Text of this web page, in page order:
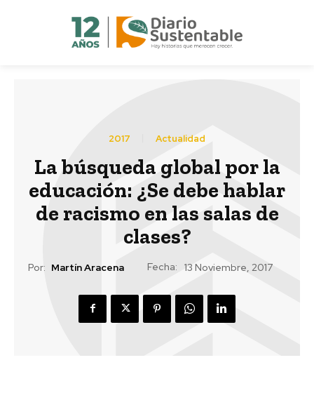
2017 Actualidad
La búsqueda global por la
educación: ¿Se debe hablar
de racismo en las salas de
clases?
Por: Martín Aracena Fecha: 13 Noviembre, 2017